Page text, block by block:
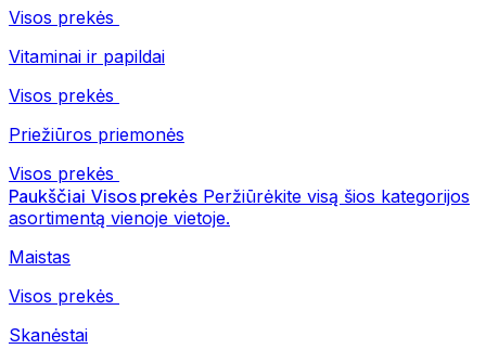
Visos prekės
Vitaminai ir papildai
Visos prekės
Priežiūros priemonės
Visos prekės
Paukščiai Visos prekės Peržiūrėkite visą šios kategorijos
asortimentą vienoje vietoje.
Maistas
Visos prekės
Skanėstai